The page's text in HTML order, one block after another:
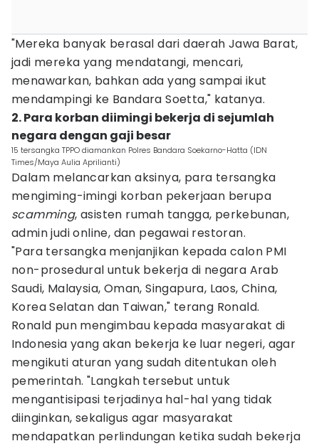
"Mereka banyak berasal dari daerah Jawa Barat,
jadi mereka yang mendatangi, mencari,
menawarkan, bahkan ada yang sampai ikut
mendampingi ke Bandara Soetta," katanya.
2. Para korban diimingi bekerja di sejumlah
negara dengan gaji besar
15 tersangka TPPO diamankan Polres Bandara Soekarno-Hatta (IDN
Times/Maya Aulia Aprilianti)
Dalam melancarkan aksinya, para tersangka
mengiming-imingi korban pekerjaan berupa
scamming, asisten rumah tangga, perkebunan,
admin judi online, dan pegawai restoran.
"Para tersangka menjanjikan kepada calon PMI
non-prosedural untuk bekerja di negara Arab
Saudi, Malaysia, Oman, Singapura, Laos, China,
Korea Selatan dan Taiwan," terang Ronald.
Ronald pun mengimbau kepada masyarakat di
Indonesia yang akan bekerja ke luar negeri, agar
mengikuti aturan yang sudah ditentukan oleh
pemerintah. "Langkah tersebut untuk
mengantisipasi terjadinya hal-hal yang tidak
diinginkan, sekaligus agar masyarakat
mendapatkan perlindungan ketika sudah bekerja